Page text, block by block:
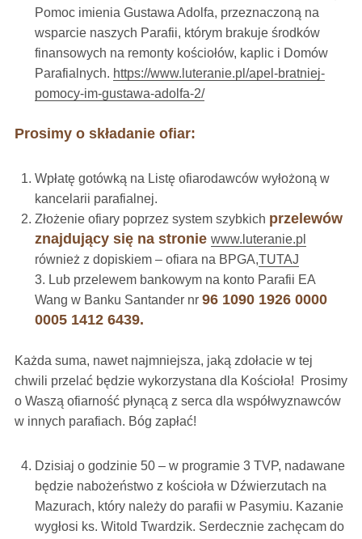
Pomoc imienia Gustawa Adolfa, przeznaczoną na
wsparcie naszych Parafii, którym brakuje środków
finansowych na remonty kościołów, kaplic i Domów
Parafialnych. https://www.luteranie.pl/apel-bratniej-
pomocy-im-gustawa-adolfa-2/
Prosimy o składanie ofiar:
Wpłatę gotówką na Listę ofiarodawców wyłożoną w
kancelarii parafialnej.
Złożenie ofiary poprzez system szybkich przelewów
znajdujący się na stronie www.luteranie.pl
również z dopiskiem – ofiara na BPGA,TUTAJ
3. Lub przelewem bankowym na konto Parafii EA
Wang w Banku Santander nr 96 1090 1926 0000
0005 1412 6439.
Każda suma, nawet najmniejsza, jaką zdołacie w tej
chwili przelać będzie wykorzystana dla Kościoła! Prosimy
o Waszą ofiarność płynącą z serca dla współwyznawców
w innych parafiach. Bóg zapłać!
Dzisiaj o godzinie 50– w programie 3 TVP, nadawane
będzie nabożeństwo z kościoła w Dźwierzutach na
Mazurach, który należy do parafii w Pasymiu. Kazanie
wygłosi ks. Witold Twardzik. Serdecznie zachęcam do